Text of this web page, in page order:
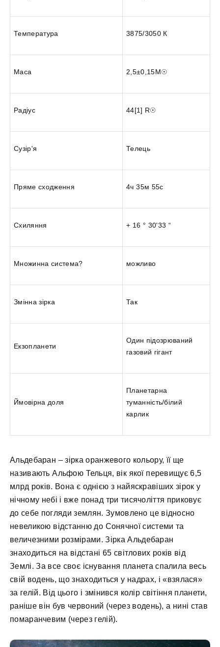
Температура 3875/3050 К
Маса 2,5±0,15М☉
Радіус 44[1] R☉
Сузір'я Телець
Пряме сходження 4ч 35м 55с
Схиляння + 16 ° 30'33 “
Множинна система? можливо
Змінна зірка Так
Екзопланети
Один підозрюваний
газовий гігант
Ймовірна доля
Планетарна
туманність/білий
карлик
Альдебаран – зірка оранжевого кольору, її ще
називають Альфою Тельця, вік якої перевищує 6,5
млрд років. Вона є однією з найяскравіших зірок у
нічному небі і вже понад три тисячоліття приковує
до себе погляди землян. Зумовлено це відносно
невеликою відстанню до Сонячної системи та
величезними розмірами. Зірка Альдебаран
знаходиться на відстані 65 світлових років від
Землі. За все своє існування планета спалила весь
свій водень, що знаходиться у надрах, і «взялася»
за гелій. Від цього і змінився колір світіння планети,
раніше він був червоний (через водень), а нині став
помаранчевим (через гелій).